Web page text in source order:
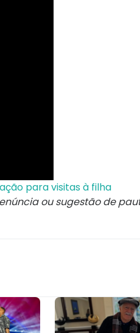
para visitas à filha
ou sugestão de